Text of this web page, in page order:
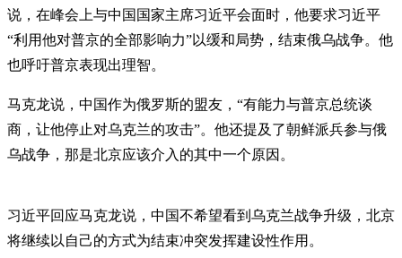
说，在峰会上与中国国家主席习近平会面时，他要求习近平
“利用他对普京的全部影响力”以缓和局势，结束俄乌战争。他
也呼吁普京表现出理智。
马克龙说，中国作为俄罗斯的盟友，“有能力与普京总统谈
商，让他停止对乌克兰的攻击”。他还提及了朝鲜派兵参与俄
乌战争，那是北京应该介入的其中一个原因。
习近平回应马克龙说，中国不希望看到乌克兰战争升级，北京
将继续以自己的方式为结束冲突发挥建设性作用。